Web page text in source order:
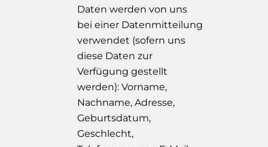
Daten werden von uns
bei einer Datenmitteilung
verwendet (sofern uns
diese Daten zur
Verfügung gestellt
werden): Vorname,
Nachname, Adresse,
Geburtsdatum,
Geschlecht,